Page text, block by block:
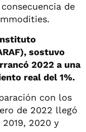
de
sostuvo
2022 a una
real del 1%.
con los
de 2022 llegó
2020 y